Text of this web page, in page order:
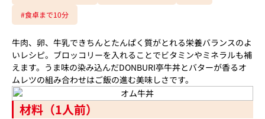
#食卓まで10分
牛肉、卵、牛乳できちんとたんぱく質がとれる栄養バランスのよ
いレシピ。ブロッコリーを入れることでビタミンやミネラルも補
えます。うま味の染み込んだDONBURI亭牛丼とバターが香るオ
ムレツの組み合わせはご飯の進む美味しさです。
材料（1人前）